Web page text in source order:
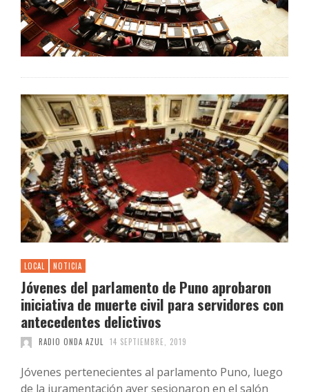
LOCAL NOTICIA
Jóvenes del parlamento de Puno aprobaron
iniciativa de muerte civil para servidores con
antecedentes delictivos
RADIO ONDA AZUL 14 SEPTIEMBRE, 2019
Jóvenes pertenecientes al parlamento Puno, luego
de la juramentación ayer sesionaron en el salón